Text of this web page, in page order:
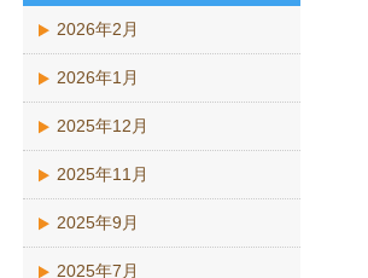
2026年2月
2026年1月
2025年12月
2025年11月
2025年9月
2025年7月